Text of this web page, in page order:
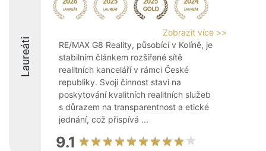
Laureáti
Zobrazit více >>
RE/MAX G8 Reality, působící v Kolíně, je
stabilním článkem rozšířené sítě
realitních kanceláří v rámci České
republiky. Svoji činnost staví na
poskytování kvalitních realitních služeb
s důrazem na transparentnost a etické
jednání, což přispívá ...
9.1